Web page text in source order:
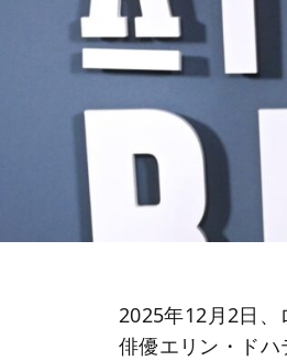
2025年12月2日、
俳優エリン・ド